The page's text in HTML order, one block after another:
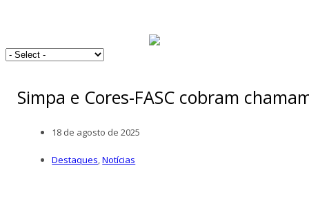
Simpa e Cores-FASC cobram
18 de agosto de 2025
Destaques,Notícias